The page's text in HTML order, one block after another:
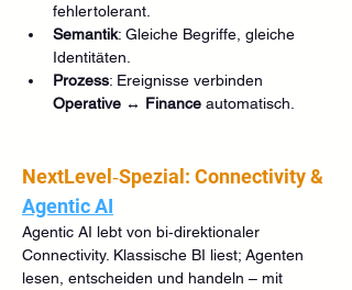
fehlertolerant.
Semantik: Gleiche Begriffe, gleiche
Identitäten.
Prozess: Ereignisse verbinden
Operative ↔ Finance automatisch.
NextLevel‑Spezial: Connectivity &
Agentic AI
Agentic AI lebt von bi‑direktionaler
Connectivity. Klassische BI liest; Agenten
lesen, entscheiden und handeln – mit